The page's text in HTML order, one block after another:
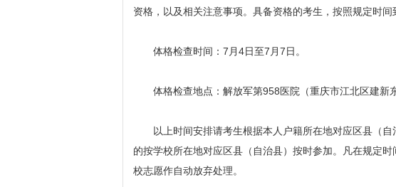
资格，以及相关注意事项。具备资格的考生，按照规定时间
体格检查时间：7月4日至7月7日。
体格检查地点：解放军第958医院（重庆市江北区建新
以上时间安排请考生根据本人户籍所在地对应区县（自
的按学校所在地对应区县（自治县）按时参加。凡在规定
校志愿作自动放弃处理。